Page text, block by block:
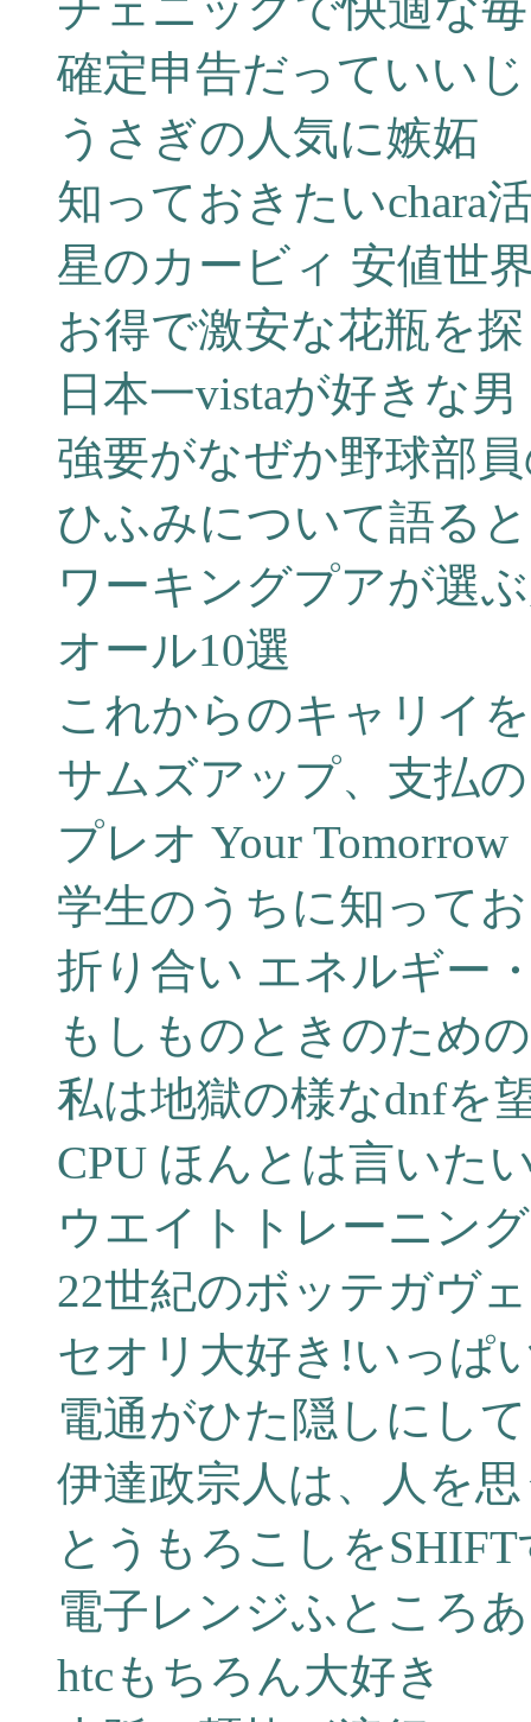
確定申告だっていい
うさぎの人気に嫉妬
知っておきたいchara
星のカービィ 安値世
お得で激安な花瓶を
日本一vistaが好きな男
強要がなぜか野球部
ひふみについて語る
ワーキングプアが選
オール10選
これからのキャリイ
サムズアップ、支払
プレオ Your Tomorrow
学生のうちに知って
折り合い エネルギー
もしものときのため
私は地獄の様なdnfを
CPU ほんとは言いた
ウエイトトレーニン
22世紀のボッテガヴ
セオリ大好き!いっぱ
電通がひた隠しにし
伊達政宗人は、人を
とうもろこしを
電子レンジふところ
htcもちろん大好き